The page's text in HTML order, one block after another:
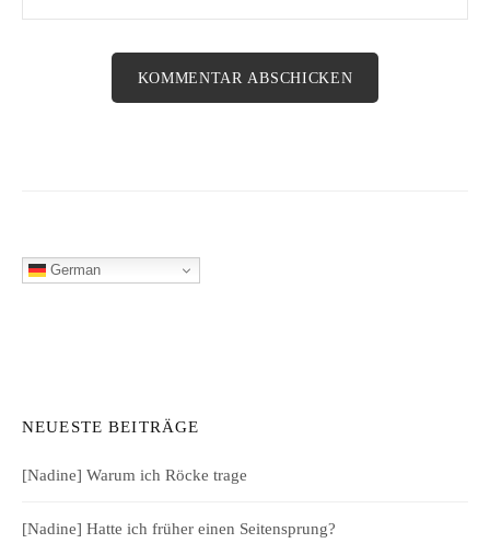
German
NEUESTE BEITRÄGE
[Nadine] Warum ich Röcke trage
[Nadine] Hatte ich früher einen Seitensprung?